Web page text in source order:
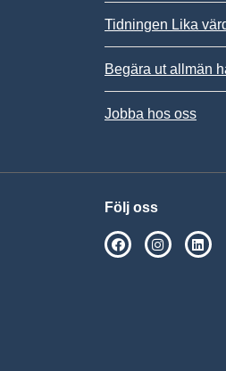
Tidningen Lika
Begära ut allmän
Jobba hos oss
Följ oss
SPSM påSPSM